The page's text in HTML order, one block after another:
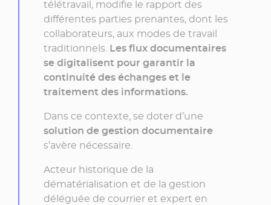
télétravail, modifie le rapport des
différentes parties prenantes, dont les
collaborateurs, aux modes de travail
traditionnels. Les flux documentaires
se digitalisent pour garantir la
continuité des échanges et le
traitement des informations.
Dans ce contexte, se doter d’une
solution de gestion documentaire
s’avère nécessaire.
Acteur historique de la
dématérialisation et de la gestion
déléguée de courrier et expert en